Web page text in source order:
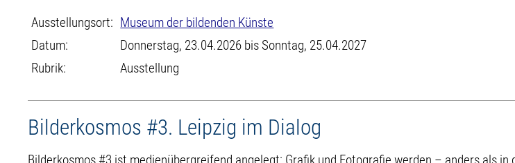
Ausstellungsort: Museum der bildenden Künste
Datum:
Donnerstag, 23.04.2026 bis Sonntag, 25.04.2027
Rubrik:
Ausstellung
Bilderkosmos #3. Leipzig im Dialog
Bilderkosmos #3 ist medienübergreifend angelegt: Grafik und Fotografie werden – anders als